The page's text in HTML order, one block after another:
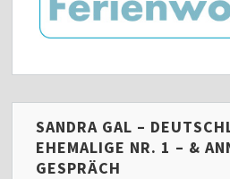
SANDRA GAL –
EHEMALIGE NR. 1 – &
GESPRÄCH